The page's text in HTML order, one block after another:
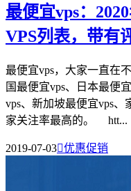
最便宜vps：
VPS列表，带有
最便宜vps，大家一直在
国最便宜vps、日本最便
vps、新加坡最便宜vps、
家关注率最高的。 htt...
2019-07-03优惠促销